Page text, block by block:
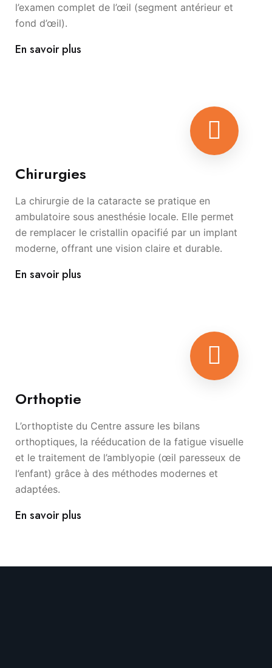
l’examen complet de l’œil (segment antérieur et
fond d’œil).
En savoir plus
Chirurgies
La chirurgie de la cataracte se pratique en
ambulatoire sous anesthésie locale. Elle permet
de remplacer le cristallin opacifié par un implant
moderne, offrant une vision claire et durable.
En savoir plus
Orthoptie
L’orthoptiste du Centre assure les bilans
orthoptiques, la rééducation de la fatigue visuelle
et le traitement de l’amblyopie (œil paresseux de
l’enfant) grâce à des méthodes modernes et
adaptées.
En savoir plus